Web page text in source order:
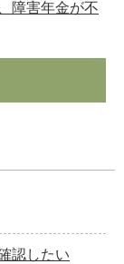
障害年金が不
認したい